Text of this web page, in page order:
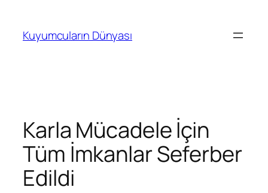
Kuyumcuların Dünyası
Karla Mücadele İçin
Tüm İmkanlar Seferber
Edildi